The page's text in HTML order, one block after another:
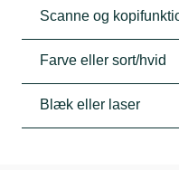
Scanne og
Farve eller sort/hvid
Blæk eller laser